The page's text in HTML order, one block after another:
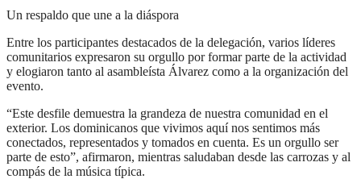
Un respaldo que une a la diáspora
Entre los participantes destacados de la delegación, varios líderes
comunitarios expresaron su orgullo por formar parte de la actividad
y elogiaron tanto al asambleísta Álvarez como a la organización del
evento.
“Este desfile demuestra la grandeza de nuestra comunidad en el
exterior. Los dominicanos que vivimos aquí nos sentimos más
conectados, representados y tomados en cuenta. Es un orgullo ser
parte de esto”, afirmaron, mientras saludaban desde las carrozas y al
compás de la música típica.